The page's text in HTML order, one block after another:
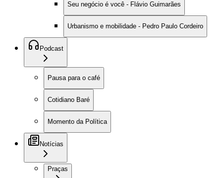
Seu negócio é você - Flávio Guimarães
Urbanismo e mobilidade - Pedro Paulo Cordeiro
Podcast
Pausa para o café
Cotidiano Baré
Momento da Política
Notícias
Praças